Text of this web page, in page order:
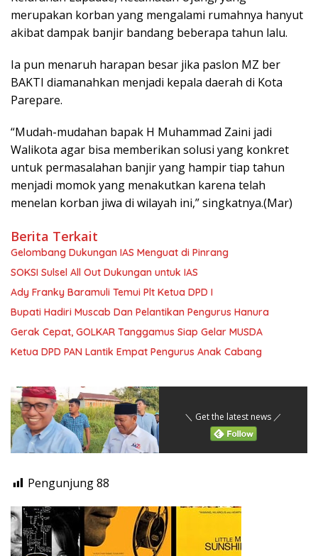
merupakan korban yang mengalami rumahnya hanyut
akibat dampak banjir bandang beberapa tahun lalu.
Ia pun menaruh harapan besar jika paslon MZ ber
BAKTI diamanahkan menjadi kepala daerah di Kota
Parepare.
“Mudah-mudahan bapak H Muhammad Zaini jadi
Walikota agar bisa memberikan solusi yang konkret
untuk permasalahan banjir yang hampir tiap tahun
menjadi momok yang menakutkan karena telah
menelan korban jiwa di wilayah ini,” singkatnya.(Mar)
Berita Terkait
Gelombang Dukungan IAS Menguat di Pinrang
SOKSI Sulsel All Out Dukungan untuk IAS
Ady Franky Baramuli Temui Plt Ketua DPD I
Bupati Hadiri Muscab Dan Pelantikan Pengurus Hanura
Gerak Cepat, GOLKAR Tanggamus Siap Gelar MUSDA
Ketua DPD PAN Lantik Empat Pengurus Anak Cabang
＼ Get the latest news ／
Pengunjung88